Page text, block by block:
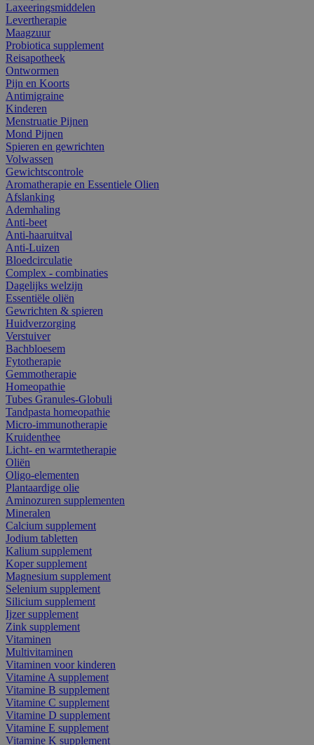
Laxeeringsmiddelen
Levertherapie
Maagzuur
Probiotica supplement
Reisapotheek
Ontwormen
Pijn en Koorts
Antimigraine
Kinderen
Menstruatie Pijnen
Mond Pijnen
Spieren en gewrichten
Volwassen
Gewichtscontrole
Aromatherapie en Essentiele Olien
Afslanking
Ademhaling
Anti-beet
Anti-haaruitval
Anti-Luizen
Bloedcirculatie
Complex - combinaties
Dagelijks welzijn
Essentiële oliën
Gewrichten & spieren
Huidverzorging
Verstuiver
Bachbloesem
Fytotherapie
Gemmotherapie
Homeopathie
Tubes Granules-Globuli
Tandpasta homeopathie
Micro-immunotherapie
Kruidenthee
Licht- en warmtetherapie
Oliën
Oligo-elementen
Plantaardige olie
Aminozuren supplementen
Mineralen
Calcium supplement
Jodium tabletten
Kalium supplement
Koper supplement
Magnesium supplement
Selenium supplement
Silicium supplement
Ijzer supplement
Zink supplement
Vitaminen
Multivitaminen
Vitaminen voor kinderen
Vitamine A supplement
Vitamine B supplement
Vitamine C supplement
Vitamine D supplement
Vitamine E supplement
Vitamine K supplement